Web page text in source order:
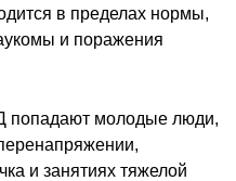
в пределах нормы,
и поражения
попадают молодые люди,
и занятиях тяжелой